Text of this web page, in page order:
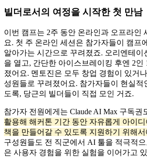
빌더로서의 여정을 시작한 첫 만남
이번 캠프는 2주 동안 온라인과 오프라인
요. 첫 주 온라인 세션은 참가자들이 캠프
알아가는 시간으로 꾸려졌죠. 오리엔테이
을 열고, 간단한 아이스브레이킹 후엔 2인
졌어요. 멘토진은 모두 창업 경험이 있거
성원들로 꾸려졌어요. 참가자들이 현실적
도록, 당근의 빌더들이 직접 모인 거죠.
참가자 전원에게는 Claude AI Max 구독권
활용해 해커톤 기간 동안 자유롭게 아이
책을 만들어갈 수 있도록 지원하기 위해서
구성원들도 전 직군에서 AI 툴을 적극적
은 사용자 경험을 위한 실험을 이어가고